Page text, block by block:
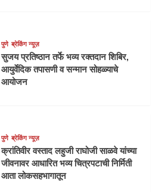
पुणे ब्रेकिंग न्यूज़
सुजय प्रतिष्ठान तर्फे भव्य रक्तदान शिबिर,
आयुर्वेदिक तपासणी व सन्मान सोहळ्याचे
आयोजन
पुणे ब्रेकिंग न्यूज़
क्रांतिवीर वस्ताद लहुजी राघोजी साळवे यांच्या
जीवनावर आधारित भव्य चित्रपटाची निर्मिती
आता लोकसहभागातून